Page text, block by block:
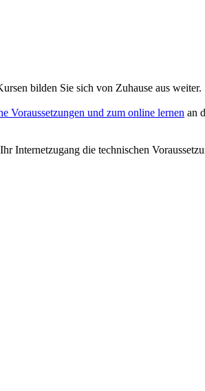
bilden Sie sich von Zuhause aus weiter.
Voraussetzungen und zum online lernen an
Internetzugang die technischen